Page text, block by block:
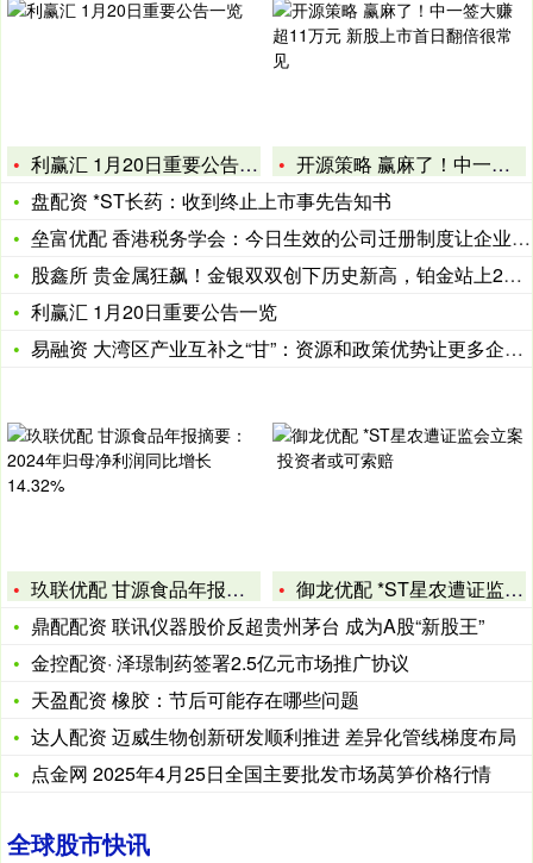
利赢汇 1月20日重要公告一览
开源策略 赢麻了！中一签大赚超11万元 新股上市首日翻倍很常
盘配资 *ST长药：收到终止上市事先告知书
垒富优配 香港税务学会：今日生效的公司迁册制度让企业无须改变
股鑫所 贵金属狂飙！金银双双创下历史新高，铂金站上2000美
利赢汇 1月20日重要公告一览
易融资 大湾区产业互补之“甘”：资源和政策优势让更多企业尝到
玖联优配 甘源食品年报摘要：2024年归母净利润同比增长14
御龙优配 *ST星农遭证监会立案 投资者或可索赔
鼎配配资 联讯仪器股价反超贵州茅台 成为A股“新股王”
金控配资· 泽璟制药签署2.5亿元市场推广协议
天盈配资 橡胶：节后可能存在哪些问题
达人配资 迈威生物创新研发顺利推进 差异化管线梯度布局
点金网 2025年4月25日全国主要批发市场莴笋价格行情
全球股市快讯